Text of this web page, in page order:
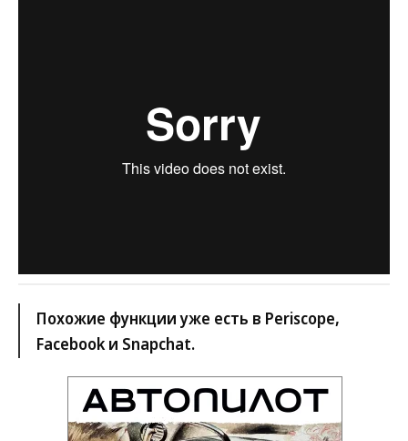
Похожие функции уже есть в Periscope,
Facebook и Snapchat.